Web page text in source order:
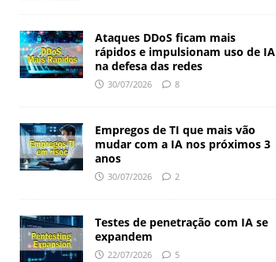
Ataques DDoS ficam mais
rápidos e impulsionam uso de IA
na defesa das redes
30/07/2026 8
Empregos de TI que mais vão
mudar com a IA nos próximos 3
anos
30/07/2026 2
Testes de penetração com IA se
expandem
22/07/2026 5